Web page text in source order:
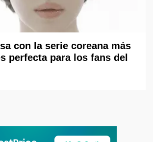
con la serie coreana más
perfecta para los fans del